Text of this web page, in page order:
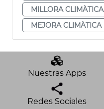
MILLORA CLIMÀTICA
MEJORA CLIMÀTICA
Nuestras Apps
Redes Sociales